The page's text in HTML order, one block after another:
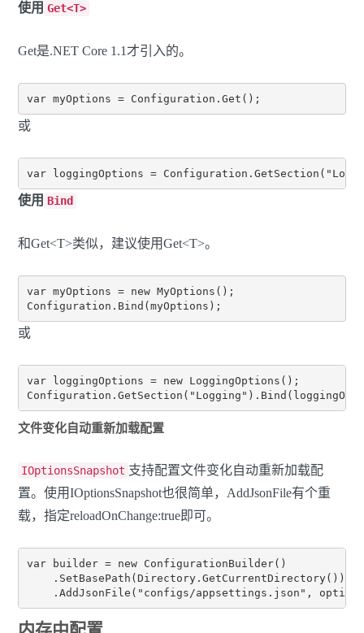
使用 Get<T>
Get是.NET Core 1.1才引入的。
或
使用 Bind
和Get<T>类似，建议使用Get<T>。
var myOptions = new MyOptions();
或
var loggingOptions = new LoggingOptions();
文件变化自动重新加载配置
IOptionsSnapshot 支持配置文件变化自动重新加载配
置。使用IOptionsSnapshot也很简单，AddJsonFile有个重
载，指定reloadOnChange:true即可。
var builder = new ConfigurationBuilder()
    .SetBasePath(Directory.GetCurrentDirectory())
内存中配置